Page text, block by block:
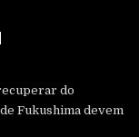
do
Fukushima devem